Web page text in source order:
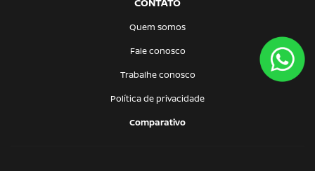
Quem somos
Fale conosco
Trabalhe conosco
Política de privacidade
Comparativo